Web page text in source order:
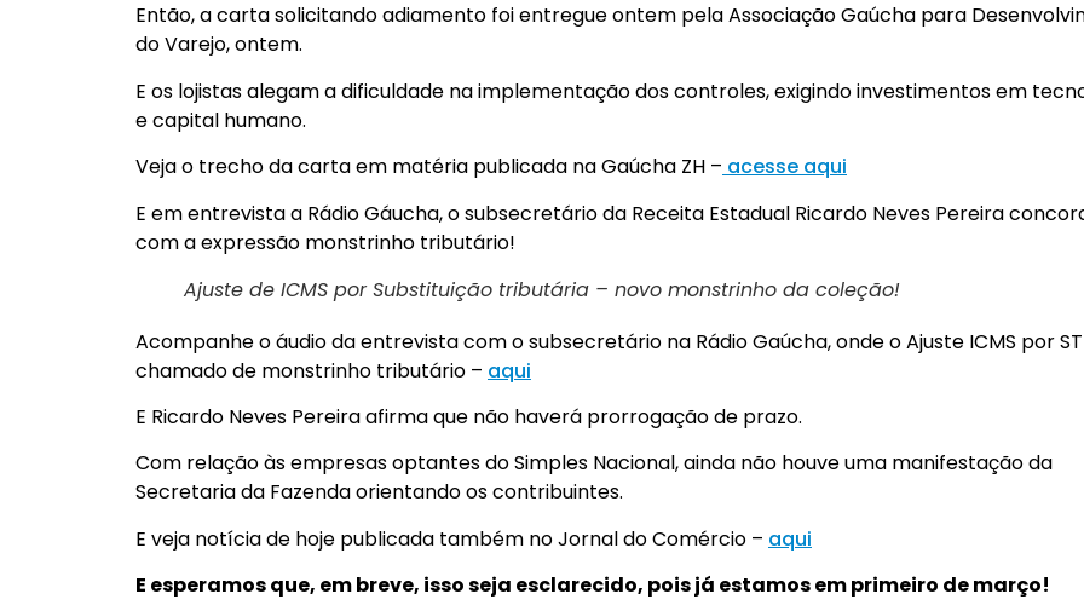
Então, a carta solicitando adiamento foi entregue ontem pela Associação Gaúcha para
do Varejo, ontem.
E os lojistas alegam a dificuldade na implementação dos controles, exigindo investimentos em
e capital humano.
Veja o trecho da carta em matéria publicada na Gaúcha ZH – acesse aqui
E em entrevista a Rádio Gáucha, o subsecretário da Receita Estadual Ricardo Neves Pereira
com a expressão monstrinho tributário!
Ajuste de ICMS por Substituição tributária – novo monstrinho da coleção!
Acompanhe o áudio da entrevista com o subsecretário na Rádio Gaúcha, onde o Ajuste ICMS por
chamado de monstrinho tributário – aqui
E Ricardo Neves Pereira afirma que não haverá prorrogação de prazo.
Com relação às empresas optantes do Simples Nacional, ainda não houve uma manifestação da
Secretaria da Fazenda orientando os contribuintes.
E veja notícia de hoje publicada também no Jornal do Comércio – aqui
E esperamos que, em breve, isso seja esclarecido, pois já estamos em primeiro de março!